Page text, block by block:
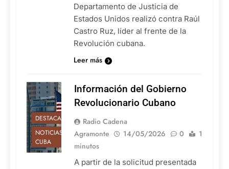
Departamento de Justicia de
Estados Unidos realizó contra Raúl
Castro Ruz, líder al frente de la
Revolución cubana.
Leer más
DESTACADAS
NOTICIAS DE
CUBA
Información del Gobierno
Revolucionario Cubano
Radio Cadena
Agramonte
14/05/2026 0
1
minutos
A partir de la solicitud presentada